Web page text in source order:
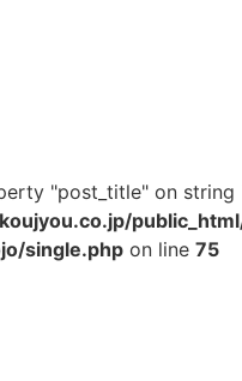
"post_title" on string
single.php on line 75